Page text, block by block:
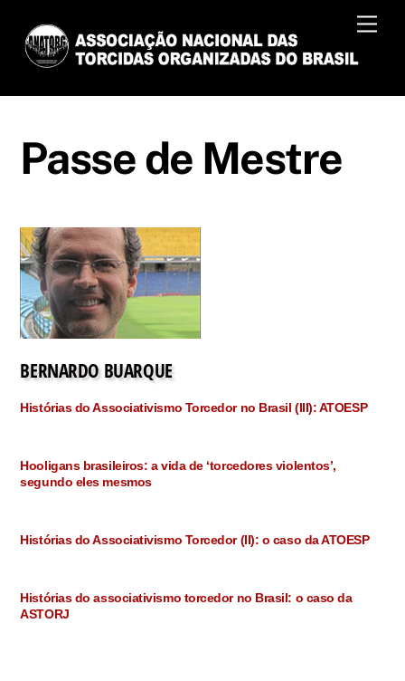
content
Passe de Mestre
BERNARDO BUARQUE
Histórias do Associativismo Torcedor no Brasil (III): ATOESP
Hooligans brasileiros: a vida de ‘torcedores violentos’,
segundo eles mesmos
Histórias do Associativismo Torcedor (II): o caso da ATOESP
Histórias do associativismo torcedor no Brasil: o caso da
ASTORJ